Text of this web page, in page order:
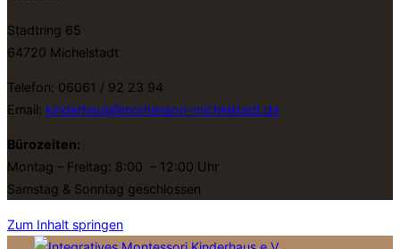
Stadtring 65
64720 Michelstadt
Telefon: 06061 / 92 23 94
Email: kinderhaus@montessori-michelstadt.de
Bürozeiten:
Montag – Freitag: 8:00 – 12:00 Uhr
Samstag & Sonntag geschlossen
Zum Inhalt springen